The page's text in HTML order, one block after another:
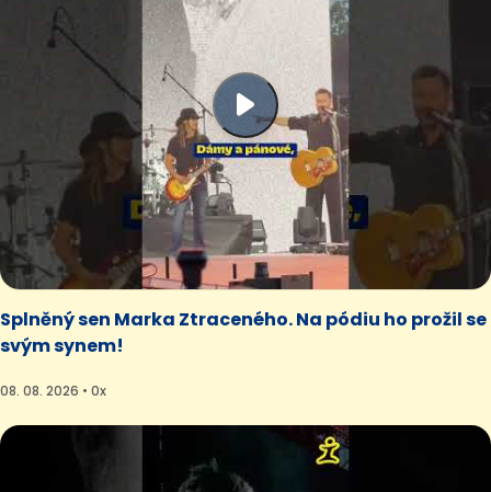
Splněný sen Marka Ztraceného. Na pódiu ho prožil se
svým synem!
08. 08. 2026 • 0x